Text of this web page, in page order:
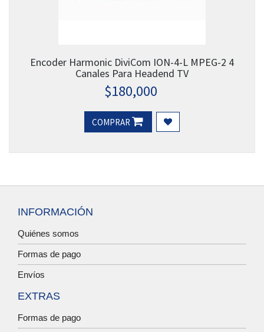
Encoder Harmonic DiviCom ION-4-L MPEG-2 4
Canales Para Headend TV
$180,000
COMPRAR
INFORMACIÓN
Quiénes somos
Formas de pago
Envíos
EXTRAS
Formas de pago